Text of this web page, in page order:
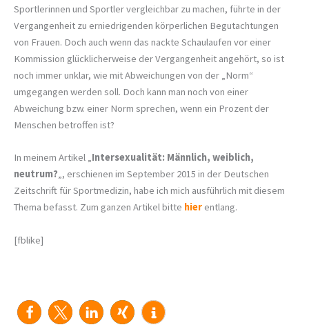
Sportlerinnen und Sportler vergleichbar zu machen, führte in der
Vergangenheit zu erniedrigenden körperlichen Begutachtungen
von Frauen. Doch auch wenn das nackte Schaulaufen vor einer
Kommission glücklicherweise der Vergangenheit angehört, so ist
noch immer unklar, wie mit Abweichungen von der „Norm“
umgegangen werden soll. Doch kann man noch von einer
Abweichung bzw. einer Norm sprechen, wenn ein Prozent der
Menschen betroffen ist?
In meinem Artikel „Intersexualität: Männlich, weiblich,
neutrum?„, erschienen im September 2015 in der Deutschen
Zeitschrift für Sportmedizin, habe ich mich ausführlich mit diesem
Thema befasst. Zum ganzen Artikel bitte hier entlang.
[fblike]